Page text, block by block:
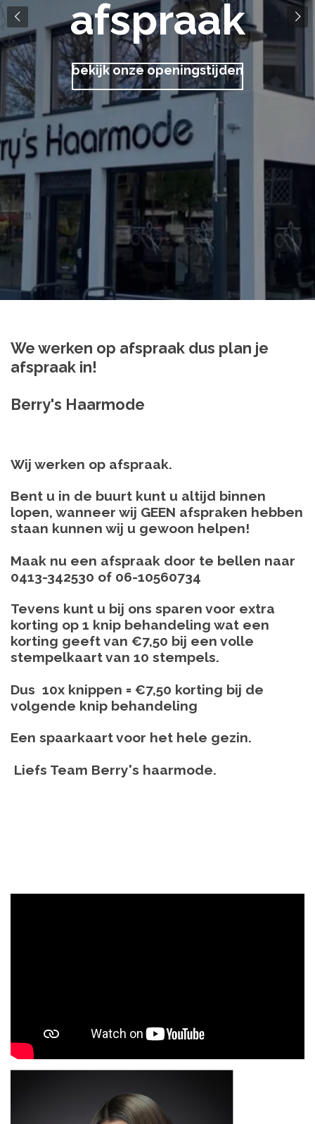
afspraak
bekijk onze openingstijden
We werken op afspraak dus plan je
afspraak in!
Berry's Haarmode
Wij werken op afspraak.
Bent u in de buurt kunt u altijd binnen
lopen, wanneer wij GEEN afspraken hebben
staan kunnen wij u gewoon helpen!
Maak nu een afspraak door te bellen naar
0413-342530 of 06-10560734
Tevens kunt u bij ons sparen voor extra
korting op 1 knip behandeling wat een
korting geeft van €7,50 bij een volle
stempelkaart van 10 stempels.
Dus 10x knippen = €7,50 korting bij de
volgende knip behandeling
Een spaarkaart voor het hele gezin.
Liefs Team Berry's haarmode.